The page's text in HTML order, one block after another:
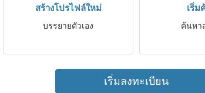
สร้างโปรไฟล์ใหม่
บรรยายตัวเอง
เริ่ม
ค้นหา
เริ่มลงทะเบียน